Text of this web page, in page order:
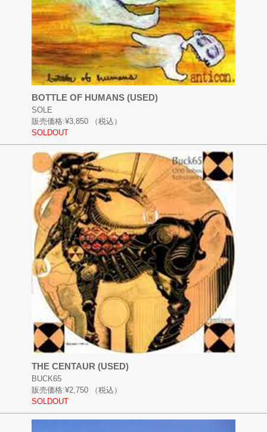
BOTTLE OF HUMANS (USED)
SOLE
販売価格:¥3,850
（税込）
SOLDOUT
THE CENTAUR (USED)
BUCK65
販売価格:¥2,750
（税込）
SOLDOUT